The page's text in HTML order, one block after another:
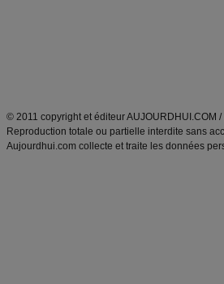
© 2011 copyright et éditeur AUJOURDHUI.COM
Reproduction totale ou partielle interdite sans
Aujourdhui.com collecte et traite les données